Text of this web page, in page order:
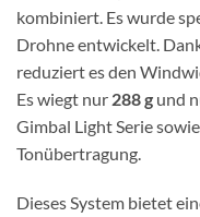
kombiniert. Es wurde
Drohne entwickelt.
reduziert es den
Es wiegt nur 288 g und
Gimbal Light Serie
Tonübertragung.
Dieses System bietet